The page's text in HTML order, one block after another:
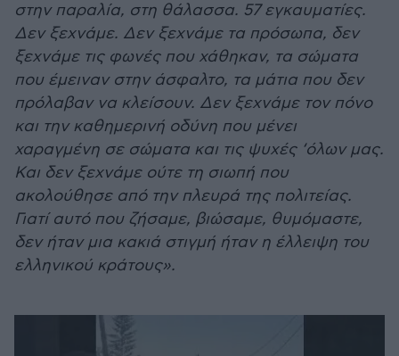
στην παραλία, στη θάλασσα. 57 εγκαυματίες.
Δεν ξεχνάμε. Δεν ξεχνάμε τα πρόσωπα, δεν
ξεχνάμε τις φωνές που χάθηκαν, τα σώματα
που έμειναν στην άσφαλτο, τα μάτια που δεν
πρόλαβαν να κλείσουν. Δεν ξεχνάμε τον πόνο
και την καθημερινή οδύνη που μένει
χαραγμένη σε σώματα και τις ψυχές ‘όλων μας.
Και δεν ξεχνάμε ούτε τη σιωπή που
ακολούθησε από την πλευρά της πολιτείας.
Γιατί αυτό που ζήσαμε, βιώσαμε, θυμόμαστε,
δεν ήταν μια κακιά στιγμή ήταν η έλλειψη του
ελληνικού κράτους».